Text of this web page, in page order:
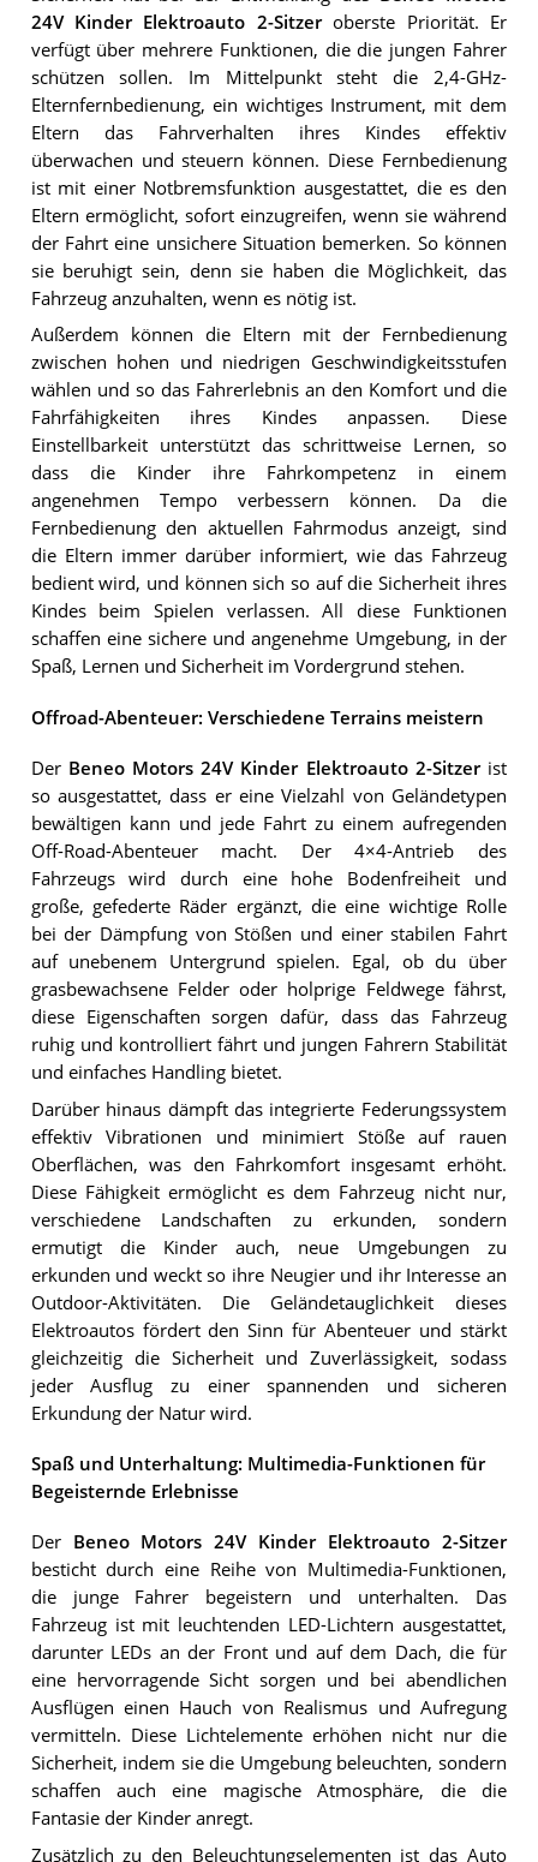
24V Kinder Elektroauto 2-Sitzeroberste Priorität. Er
verfügt über mehrere Funktionen, die die jungen Fahrer
schützen sollen. Im Mittelpunkt steht die 2,4-GHz-
Elternfernbedienung, ein wichtiges Instrument, mit dem
Eltern das Fahrverhalten ihres Kindes effektiv
überwachen und steuern können. Diese Fernbedienung
ist mit einer Notbremsfunktion ausgestattet, die es den
Eltern ermöglicht, sofort einzugreifen, wenn sie während
der Fahrt eine unsichere Situation bemerken. So können
sie beruhigt sein, denn sie haben die Möglichkeit, das
Fahrzeug anzuhalten, wenn es nötig ist.
Außerdem können die Eltern mit der Fernbedienung
zwischen hohen und niedrigen Geschwindigkeitsstufen
wählen und so das Fahrerlebnis an den Komfort und die
Fahrfähigkeiten ihres Kindes anpassen. Diese
Einstellbarkeit unterstützt das schrittweise Lernen, so
dass die Kinder ihre Fahrkompetenz in einem
angenehmen Tempo verbessern können. Da die
Fernbedienung den aktuellen Fahrmodus anzeigt, sind
die Eltern immer darüber informiert, wie das Fahrzeug
bedient wird, und können sich so auf die Sicherheit ihres
Kindes beim Spielen verlassen. All diese Funktionen
schaffen eine sichere und angenehme Umgebung, in der
Spaß, Lernen und Sicherheit im Vordergrund stehen.
Offroad-Abenteuer: Verschiedene Terrains meistern
Der Beneo Motors 24V Kinder Elektroauto 2-Sitzerist
so ausgestattet, dass er eine Vielzahl von Geländetypen
bewältigen kann und jede Fahrt zu einem aufregenden
Off-Road-Abenteuer macht. Der 4×4-Antrieb des
Fahrzeugs wird durch eine hohe Bodenfreiheit und
große, gefederte Räder ergänzt, die eine wichtige Rolle
bei der Dämpfung von Stößen und einer stabilen Fahrt
auf unebenem Untergrund spielen. Egal, ob du über
grasbewachsene Felder oder holprige Feldwege fährst,
diese Eigenschaften sorgen dafür, dass das Fahrzeug
ruhig und kontrolliert fährt und jungen Fahrern Stabilität
und einfaches Handling bietet.
Darüber hinaus dämpft das integrierte Federungssystem
effektiv Vibrationen und minimiert Stöße auf rauen
Oberflächen, was den Fahrkomfort insgesamt erhöht.
Diese Fähigkeit ermöglicht es dem Fahrzeug nicht nur,
verschiedene Landschaften zu erkunden, sondern
ermutigt die Kinder auch, neue Umgebungen zu
erkunden und weckt so ihre Neugier und ihr Interesse an
Outdoor-Aktivitäten. Die Geländetauglichkeit dieses
Elektroautos fördert den Sinn für Abenteuer und stärkt
gleichzeitig die Sicherheit und Zuverlässigkeit, sodass
jeder Ausflug zu einer spannenden und sicheren
Erkundung der Natur wird.
Spaß und Unterhaltung: Multimedia-Funktionen für
Begeisternde Erlebnisse
Der Beneo Motors 24V Kinder Elektroauto 2-Sitzer
besticht durch eine Reihe von Multimedia-Funktionen,
die junge Fahrer begeistern und unterhalten. Das
Fahrzeug ist mit leuchtenden LED-Lichtern ausgestattet,
darunter LEDs an der Front und auf dem Dach, die für
eine hervorragende Sicht sorgen und bei abendlichen
Ausflügen einen Hauch von Realismus und Aufregung
vermitteln. Diese Lichtelemente erhöhen nicht nur die
Sicherheit, indem sie die Umgebung beleuchten, sondern
schaffen auch eine magische Atmosphäre, die die
Fantasie der Kinder anregt.
Zusätzlich zu den Beleuchtungselementen ist das Auto